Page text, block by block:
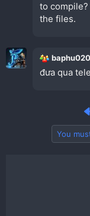
to
the files.
đưa qua
You